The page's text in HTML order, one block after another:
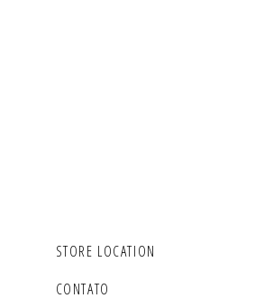
STORE LOCATION
CONTATO